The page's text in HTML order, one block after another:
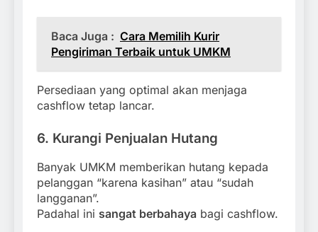
Baca Juga : Cara Memilih Kurir
Pengiriman Terbaik untuk UMKM
Persediaan yang optimal akan menjaga
cashflow tetap lancar.
6. Kurangi Penjualan Hutang
Banyak UMKM memberikan hutang kepada
pelanggan “karena kasihan” atau “sudah
langganan”.
Padahal ini sangat berbahaya bagi cashflow.